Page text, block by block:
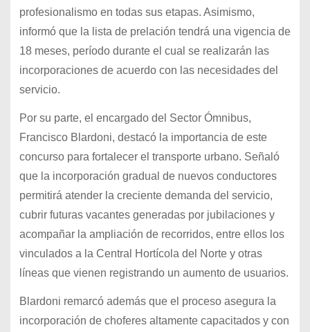
profesionalismo en todas sus etapas. Asimismo,
informó que la lista de prelación tendrá una vigencia de
18 meses, período durante el cual se realizarán las
incorporaciones de acuerdo con las necesidades del
servicio.
Por su parte, el encargado del Sector Ómnibus,
Francisco Blardoni, destacó la importancia de este
concurso para fortalecer el transporte urbano. Señaló
que la incorporación gradual de nuevos conductores
permitirá atender la creciente demanda del servicio,
cubrir futuras vacantes generadas por jubilaciones y
acompañar la ampliación de recorridos, entre ellos los
vinculados a la Central Hortícola del Norte y otras
líneas que vienen registrando un aumento de usuarios.
Blardoni remarcó además que el proceso asegura la
incorporación de choferes altamente capacitados y con